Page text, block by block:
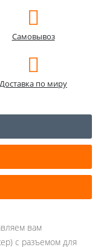
Самовывоз
Доставка по миру
вам
с разъемом для